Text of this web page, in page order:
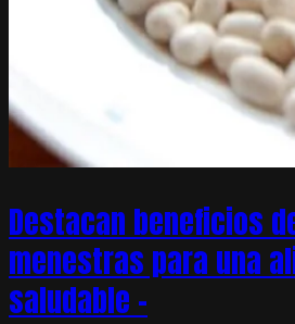
Destacan beneficios
menestras para una
saludable –